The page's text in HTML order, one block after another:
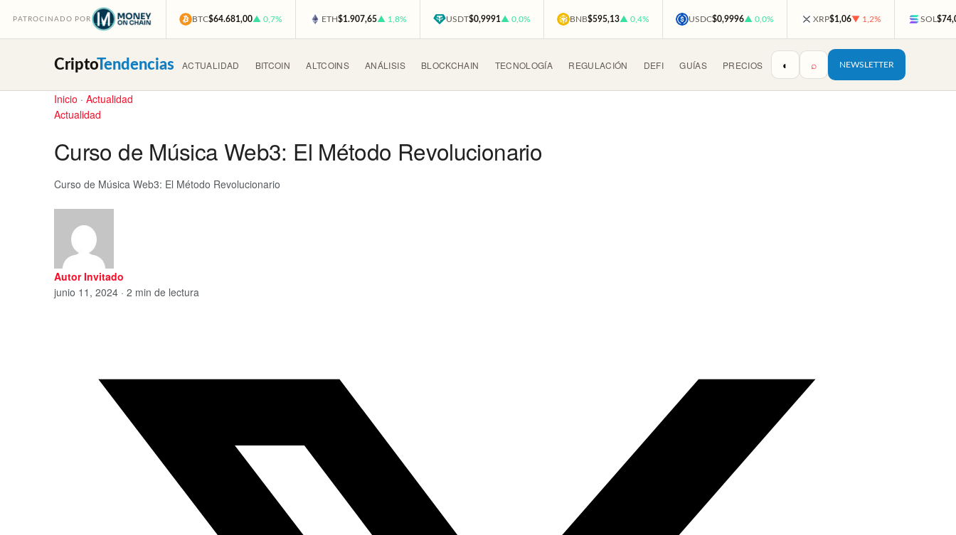
PATROCINADO POR BTC$64.681,00▲ 0,7% ETH$1.907,65▲ 1,8% USDT$0,9991▲ 0,0% BNB$595,13▲ 0,4% USDC$0,9996▲ 0,0% XRP$1,06▼ 1,2% SOL
CriptoTendencias ACTUALIDAD BITCOIN ALTCOINS ANÁLISIS BLOCKCHAIN TECNOLOGÍA REGULACIÓN DEFI GUÍAS PRECIOS ◐ ⌕ NEWSLETTER
Inicio · Actualidad
Actualidad
Curso de Música Web3: El Método Revolucionario
Curso de Música Web3: El Método Revolucionario
Autor Invitado
junio 11, 2024 · 2 min de lectura